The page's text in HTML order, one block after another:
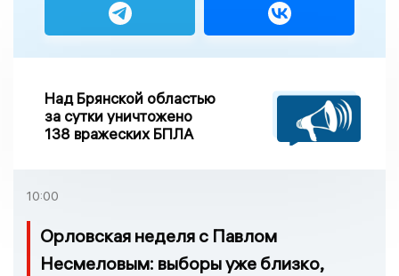
Над Брянской областью
за сутки уничтожено
138 вражеских БПЛА
10:00
Орловская неделя с Павлом
Несмеловым: выборы уже близко,